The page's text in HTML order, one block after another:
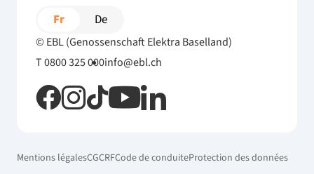
© EBL (Genossenschaft Elektra Baselland)
T 0800 325 000info@ebl.ch
Fr De
Mentions légalesCGCRFCode de conduiteProtection des données